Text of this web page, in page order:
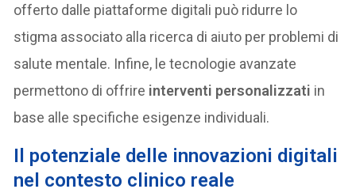
offerto dalle piattaforme digitali può ridurre lo
stigma associato alla ricerca di aiuto per problemi di
salute mentale. Infine, le tecnologie avanzate
permettono di offrire interventi personalizzati in
base alle specifiche esigenze individuali.
Il potenziale delle innovazioni digitali
nel contesto clinico reale